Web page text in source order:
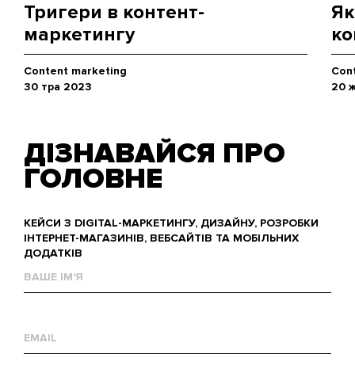
Тригери в контент-
маркетингу
Content marketing
30 тра 2023
20
ДІЗНАВАЙСЯ ПРО
ГОЛОВНЕ
КЕЙСИ З DIGITAL-МАРКЕТИНГУ, ДИЗАЙНУ, РОЗРОБКИ
ІНТЕРНЕТ-МАГАЗИНІВ, ВЕБСАЙТІВ ТА МОБІЛЬНИХ
ДОДАТКІВ
им'я
mail